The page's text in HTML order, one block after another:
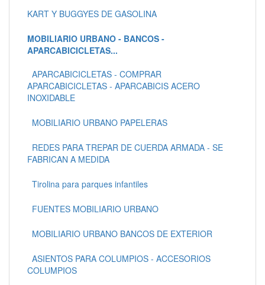
KART Y BUGGYES DE GASOLINA
MOBILIARIO URBANO - BANCOS -
APARCABICICLETAS...
APARCABICICLETAS - COMPRAR
APARCABICICLETAS - APARCABICIS ACERO
INOXIDABLE
MOBILIARIO URBANO PAPELERAS
REDES PARA TREPAR DE CUERDA ARMADA - SE
FABRICAN A MEDIDA
Tirolina para parques infantiles
FUENTES MOBILIARIO URBANO
MOBILIARIO URBANO BANCOS DE EXTERIOR
ASIENTOS PARA COLUMPIOS - ACCESORIOS
COLUMPIOS